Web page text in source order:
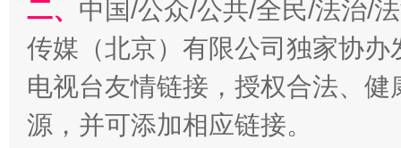
二、 中国/公众/公共/全民/法治/
传媒（北京）有限公司独家协
电视台友情链接，授权合法、
源，并可添加相应链接。